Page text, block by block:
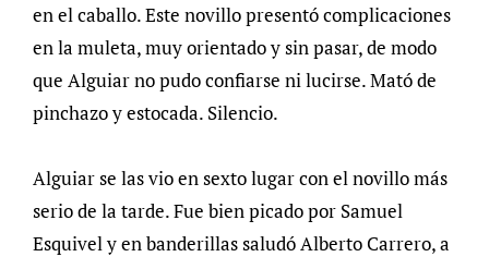
en el caballo. Este novillo presentó complicaciones
en la muleta, muy orientado y sin pasar, de modo
que Alguiar no pudo confiarse ni lucirse. Mató de
pinchazo y estocada. Silencio.
Alguiar se las vio en sexto lugar con el novillo más
serio de la tarde. Fue bien picado por Samuel
Esquivel y en banderillas saludó Alberto Carrero, a